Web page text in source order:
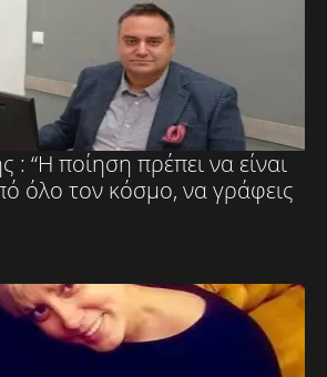
: “Η ποίηση πρέπει να είναι
όλο τον κόσμο, να γράφεις